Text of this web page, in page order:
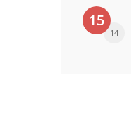
15
14